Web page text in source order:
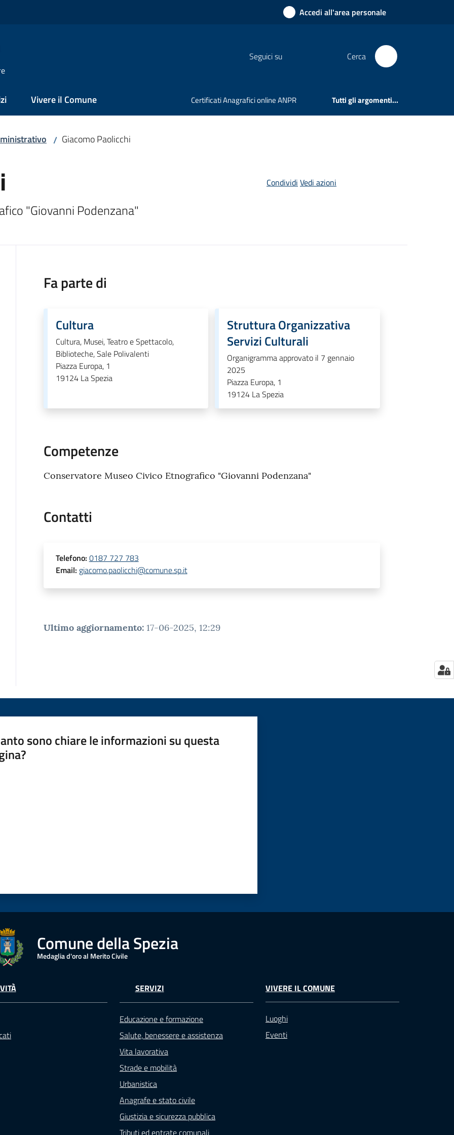
Accedi all'area personale
Seguici su Cerca
Vivere il Comune Certificati Anagrafici online ANPR Tutti gli argomenti...
/ Giacomo Paolicchi
"Giovanni Podenzana"
Condividi Vedi azioni
Fa parte di
Cultura
Cultura, Musei, Teatro e Spettacolo,
Biblioteche, Sale Polivalenti
Piazza Europa, 1
19124 La Spezia
Struttura Organizzativa
Servizi Culturali
Organigramma approvato il 7 gennaio
2025
Piazza Europa, 1
19124 La Spezia
Competenze
Conservatore Museo Civico Etnografico "Giovanni Podenzana"
Contatti
Telefono: 0187 727 783
Email: giacomo.paolicchi@comune.sp.it
Ultimo aggiornamento: 17-06-2025, 12:29
sono chiare le informazioni su questa
Comune della Spezia
Medaglia d'oro al Merito Civile
SERVIZI
Educazione e formazione
Salute, benessere e assistenza
Vita lavorativa
Strade e mobilità
Urbanistica
Anagrafe e stato civile
Giustizia e sicurezza pubblica
Tributi ed entrate comunali
VIVERE IL COMUNE
Luoghi
Eventi